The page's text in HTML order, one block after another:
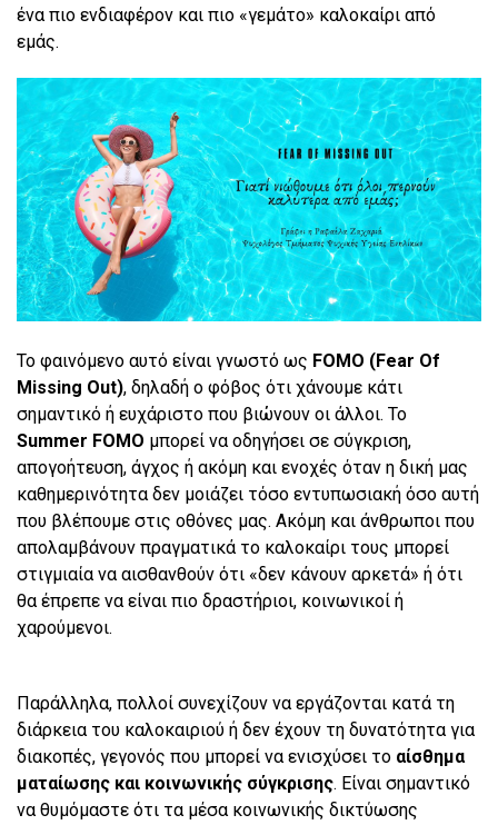
ένα πιο ενδιαφέρον και πιο «γεμάτο» καλοκαίρι από
εμάς.
Το φαινόμενο αυτό είναι γνωστό ως FOMO (Fear Of
Missing Out), δηλαδή ο φόβος ότι χάνουμε κάτι
σημαντικό ή ευχάριστο που βιώνουν οι άλλοι. Το
Summer FOMO μπορεί να οδηγήσει σε σύγκριση,
απογοήτευση, άγχος ή ακόμη και ενοχές όταν η δική μας
καθημερινότητα δεν μοιάζει τόσο εντυπωσιακή όσο αυτή
που βλέπουμε στις οθόνες μας. Ακόμη και άνθρωποι που
απολαμβάνουν πραγματικά το καλοκαίρι τους μπορεί
στιγμιαία να αισθανθούν ότι «δεν κάνουν αρκετά» ή ότι
θα έπρεπε να είναι πιο δραστήριοι, κοινωνικοί ή
χαρούμενοι.
Παράλληλα, πολλοί συνεχίζουν να εργάζονται κατά τη
διάρκεια του καλοκαιριού ή δεν έχουν τη δυνατότητα για
διακοπές, γεγονός που μπορεί να ενισχύσει το αίσθημα
ματαίωσης και κοινωνικής σύγκρισης. Είναι σημαντικό
να θυμόμαστε ότι τα μέσα κοινωνικής δικτύωσης